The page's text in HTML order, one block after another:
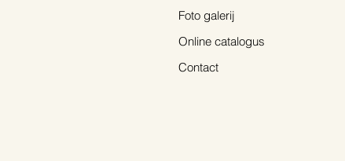
Foto galerij
Online catalogus
Contact